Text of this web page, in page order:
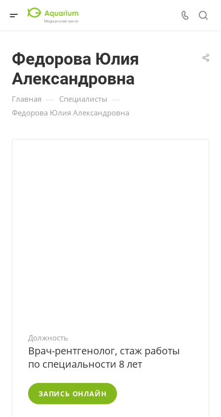
Федорова Юлия
Александровна
Главная — Специалисты —
Федорова Юлия Александровна
Должность
Врач-рентгенолог, стаж работы
по специальности 8 лет
ЗАПИСЬ ОНЛАЙН